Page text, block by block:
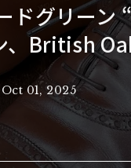
ドグリーン
、British
Oct 01, 2025